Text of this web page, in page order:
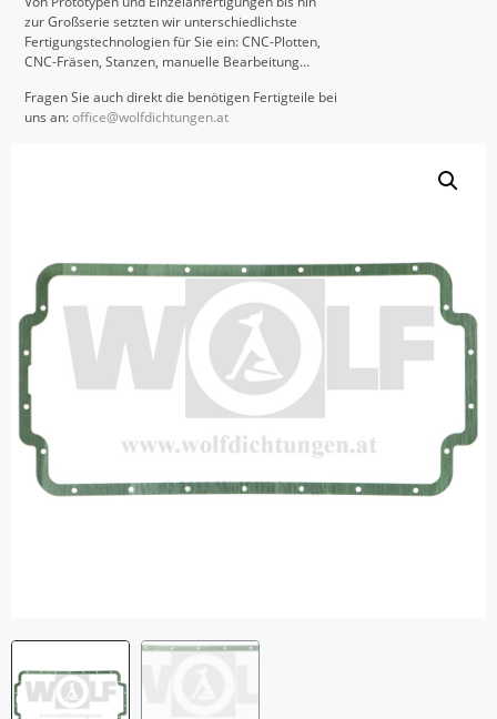
zur Großserie setzten wir unterschiedlichste
Fertigungstechnologien für Sie ein: CNC-Plotten,
CNC-Fräsen, Stanzen, manuelle Bearbeitung…
Fragen Sie auch direkt die benötigen Fertigteile bei
uns an:office@wolfdichtungen.at